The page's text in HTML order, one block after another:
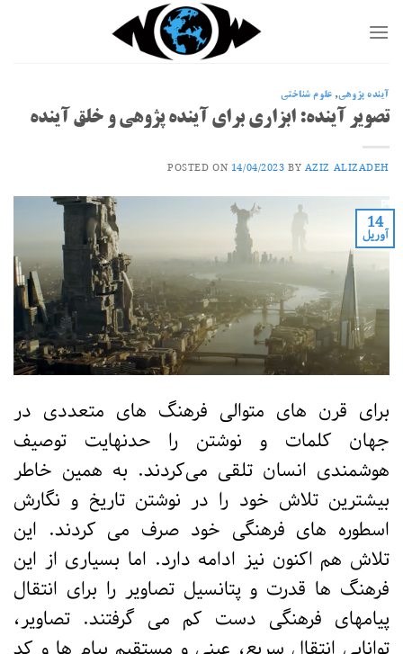
آینده پژوهی, علوم شناختی
تصویر آینده: ابزاری برای آینده پژوهی و خلق آینده
POSTED ON 14/04/2023 BY AZIZ ALIZADEH
14
آوریل
برای قرن های متوالی فرهنگ های متعددی در
جهان کلمات و نوشتن را حدنهایت توصیف
هوشمندی انسان تلقی می‌کردند. به همین خاطر
بیشترین تلاش خود را در نوشتن تاریخ و نگارش
اسطوره های فرهنگی خود صرف می کردند. این
تلاش هم اکنون نیز ادامه دارد. اما بسیاری از این
فرهنگ ها قدرت و پتانسیل تصاویر را برای انتقال
پیام­های فرهنگی دست کم می گرفتند. تصاویر،